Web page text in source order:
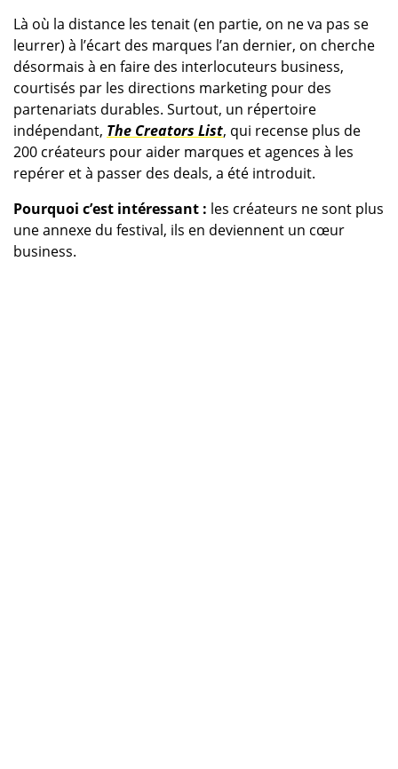
Là où la distance les tenait (en partie, on ne va pas se
leurrer) à l’écart des marques l’an dernier, on cherche
désormais à en faire des interlocuteurs business,
courtisés par les directions marketing pour des
partenariats durables. Surtout, un répertoire
indépendant, The Creators List, qui recense plus de
200 créateurs pour aider marques et agences à les
repérer et à passer des deals, a été introduit.
Pourquoi c’est intéressant : les créateurs ne sont plus
une annexe du festival, ils en deviennent un cœur
business.